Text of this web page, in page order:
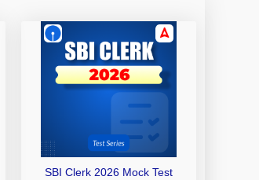
SBI Clerk 2026 Mock Test